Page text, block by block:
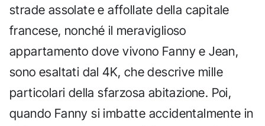
strade assolate e affollate della capitale
francese, nonché il meraviglioso
appartamento dove vivono Fanny e Jean,
sono esaltati dal 4K, che descrive mille
particolari della sfarzosa abitazione. Poi,
quando Fanny si imbatte accidentalmente in